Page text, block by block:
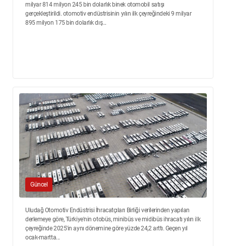
milyar 814 milyon 245 bin dolarlık binek otomobil satışı
gerçekleştirildi. otomotiv endüstrisinin yılın ilk çeyreğindeki 9 milyar
895 milyon 175 bin dolarlık dış...
Güncel
Uludağ Otomotiv Endüstrisi İhracatçıları Birliği verilerinden yapılan
derlemeye göre, Türkiye'nin otobüs, minibüs ve midibüs ihracatı yılın ilk
çeyreğinde 2025'in aynı dönemine göre yüzde 24,2 arttı. Geçen yıl
ocak-martta...